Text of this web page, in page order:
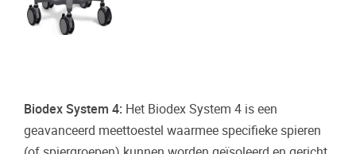
Biodex System 4: Het Biodex System 4 is een
geavanceerd meettoestel waarmee specifieke spieren